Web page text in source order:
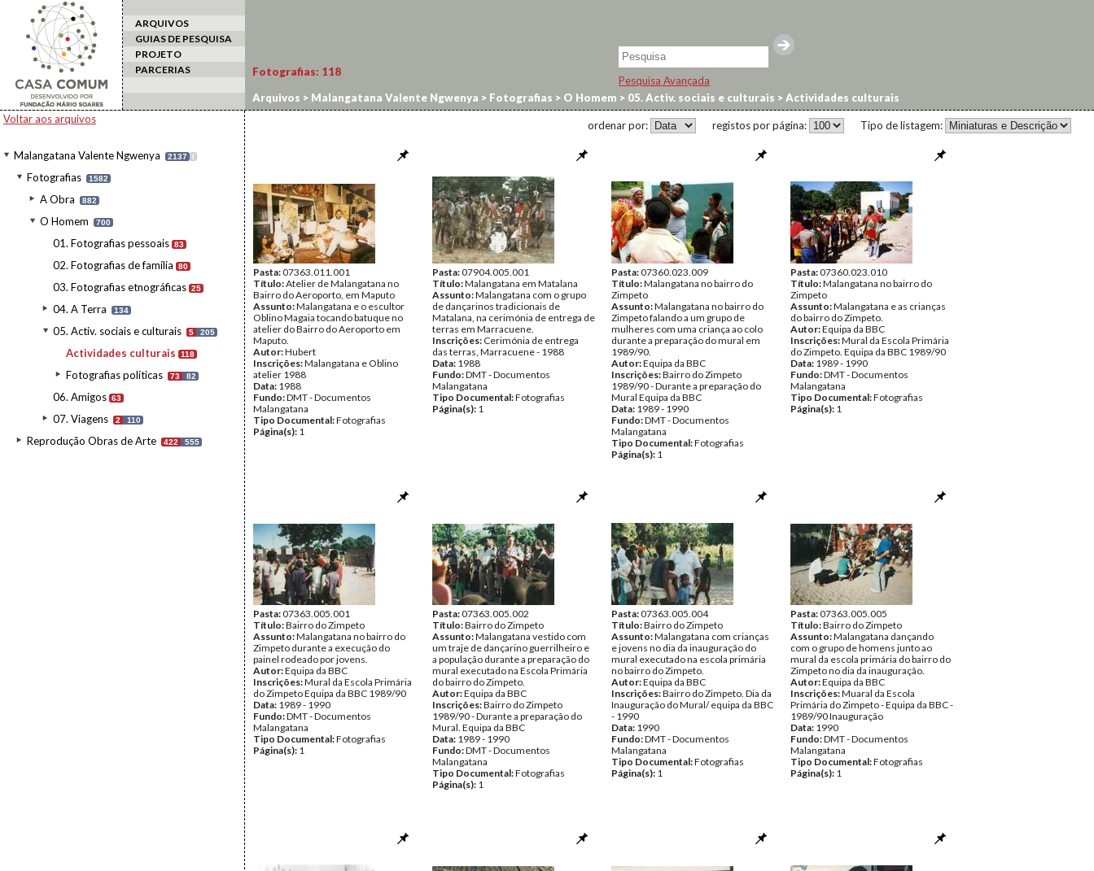
ARQUIVOS
GUIAS DE PESQUISA
PROJETO
PARCERIAS
Pesquisa Avançada
Voltar aos arquivos
Malangatana Valente Ngwenya 2137 I
Fotografias 1582
A Obra 882
O Homem 700
01. Fotografias pessoais 83
02. Fotografias de família 80
03. Fotografias etnográficas 25
04. A Terra 134
05. Activ. sociais e culturais 5 205
Actividades culturais 118
Fotografias políticas 73 82
06. Amigos 63
07. Viagens 2 110
Reprodução Obras de Arte 422 555
Fotografias: 118
Arquivos > Malangatana Valente Ngwenya > Fotografias > O Homem > 05. Activ. sociais e culturais >Actividades culturais
Tipo de listagem:
registos por página:
ordenar por:
Pasta:07363.011.001
Título:Atelier de Malangatana no
Bairro do Aeroporto, em Maputo
Assunto:Malangatana e o escultor
Oblino Magaia tocando batuque no
atelier do Bairro do Aeroporto em
Maputo.
Autor:Hubert
Inscrições:Malangatana e Oblino
atelier 1988
Data: 1988
Fundo:DMT - Documentos
Malangatana
Tipo Documental:Fotografias
Página(s): 1
Pasta:07904.005.001
Título:Malangatana em Matalana
Assunto:Malangatana com o grupo
de dançarinos tradicionais de
Matalana, na cerimónia de entrega de
terras em Marracuene.
Inscrições: Cerimónia de entrega
das terras, Marracuene - 1988
Data: 1988
Fundo:DMT - Documentos
Malangatana
Tipo Documental:Fotografias
Página(s): 1
Pasta:07360.023.009
Título:Malangatana no bairro do
Zimpeto
Assunto:Malangatana no bairro do
Zimpeto falando a um grupo de
mulheres com uma criança ao colo
durante a preparação do mural em
1989/90.
Autor:Equipa da BBC
Inscrições:Bairro do Zimpeto
1989/90 - Durante a preparação do
Mural Equipa da BBC
Data: 1989 - 1990
Fundo:DMT - Documentos
Malangatana
Tipo Documental:Fotografias
Página(s): 1
Pasta:07360.023.010
Título:Malangatana no bairro do
Zimpeto
Assunto:Malangatana e as crianças
do bairro do Zimpeto.
Autor:Equipa da BBC
Inscrições:Mural da Escola Primária
do Zimpeto. Equipa da BBC 1989/90
Data: 1989 - 1990
Fundo:DMT - Documentos
Malangatana
Tipo Documental:Fotografias
Página(s): 1
Pasta:07363.005.001
Título:Bairro do Zimpeto
Assunto:Malangatana no bairro do
Zimpeto durante a execução do
painel rodeado por jovens.
Autor:Equipa da BBC
Inscrições:Mural da Escola Primária
do Zimpeto Equipa da BBC 1989/90
Data: 1989 - 1990
Fundo:DMT - Documentos
Malangatana
Tipo Documental:Fotografias
Página(s): 1
Pasta:07363.005.002
Título:Bairro do Zimpeto
Assunto:Malangatana vestido com
um traje de dançarino guerrilheiro e
a população durante a preparação do
mural executado na Escola Primária
do bairro do Zimpeto.
Autor:Equipa da BBC
Inscrições:Bairro do Zimpeto
1989/90 - Durante a preparação do
Mural. Equipa da BBC
Data: 1989 - 1990
Fundo:DMT - Documentos
Malangatana
Tipo Documental:Fotografias
Página(s): 1
Pasta:07363.005.004
Título:Bairro do Zimpeto
Assunto:Malangatana com crianças
e jovens no dia da inauguração do
mural executado na escola primária
no bairro do Zimpeto.
Autor:Equipa da BBC
Inscrições:Bairro do Zimpeto. Dia da
Inauguração do Mural/ equipa da BBC
- 1990
Data: 1990
Fundo:DMT - Documentos
Malangatana
Tipo Documental:Fotografias
Página(s): 1
Pasta:07363.005.005
Título:Bairro do Zimpeto
Assunto:Malangatana dançando
com o grupo de homens junto ao
mural da escola primária do bairro do
Zimpeto no dia da inauguração.
Autor:Equipa da BBC
Inscrições:Muaral da Escola
Primária do Zimpeto - Equipa da BBC -
1989/90 Inauguração
Data: 1990
Fundo:DMT - Documentos
Malangatana
Tipo Documental:Fotografias
Página(s): 1